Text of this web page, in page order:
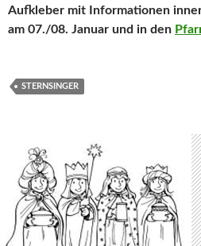
Aufkleber mit Informationen
am 07./08. Januar und in den
STERNSINGER